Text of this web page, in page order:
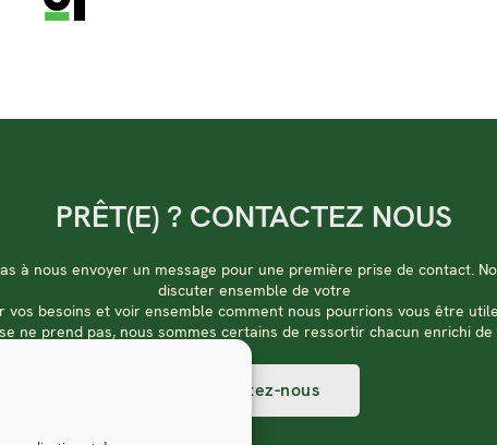
PRÊT(E) ? CONTACTEZ NOUS
à nous envoyer un message pour une première prise de contact.
discuter ensemble de votre
vos besoins et voir ensemble comment nous pourrions vous être
ne prend pas, nous sommes certains de ressortir chacun enrichi de
Contactez-nous